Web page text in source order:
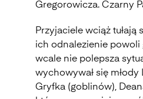
Gregorowicza. Czarny
Przyjaciele wciąż
ich odnalezienie powoli
wcale nie polepsza
wychowywał się
Gryfka (goblinów),